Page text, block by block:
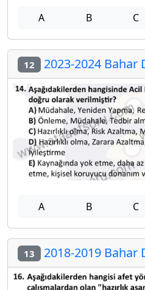
A B C
12 2023-2024 Bahar
A B C
13 2018-2019 Bahar